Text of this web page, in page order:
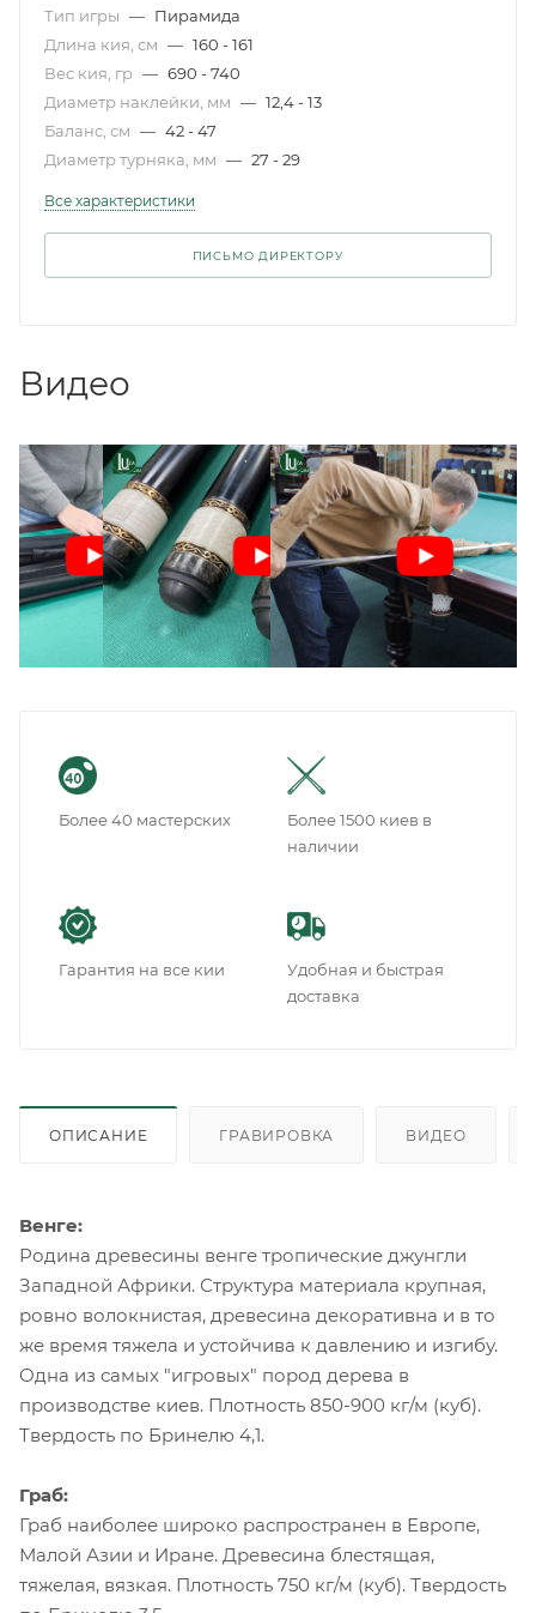
Тип игры — Пирамида
Длина кия, см — 160 - 161
Вес кия, гр — 690 - 740
Диаметр наклейки, мм — 12,4 - 13
Баланс, см — 42 - 47
Диаметр турняка, мм — 27 - 29
Все характеристики
ПИСЬМО ДИРЕКТОРУ
Видео
Более 40 мастерских
Более 1500 киев в
наличии
Гарантия на все кии
Удобная и быстрая
доставка
ОПИСАНИЕ ГРАВИРОВКА ВИДЕО
Венге:
Родина древесины венге тропические джунгли
Западной Африки. Структура материала крупная,
ровно волокнистая, древесина декоративна и в то
же время тяжела и устойчива к давлению и изгибу.
Одна из самых "игровых" пород дерева в
производстве киев. Плотность 850-900 кг/м (куб).
Твердость по Бринелю 4,1.
Граб:
Граб наиболее широко распространен в Европе,
Малой Азии и Иране. Древесина блестящая,
тяжелая, вязкая. Плотность 750 кг/м (куб). Твердость